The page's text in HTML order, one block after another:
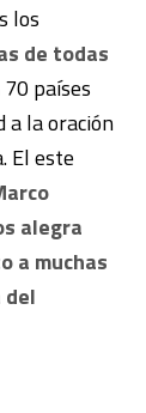
los
de todas
países
a la oración
El este
alegra
a muchas